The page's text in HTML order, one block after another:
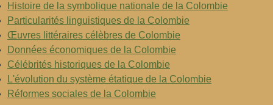
Histoire de la symbolique nationale de la Colombie
Particularités linguistiques de la Colombie
Œuvres littéraires célèbres de Colombie
Données économiques de la Colombie
Célébrités historiques de la Colombie
L'évolution du système étatique de la Colombie
Réformes sociales de la Colombie